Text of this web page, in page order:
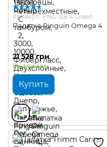
Артикул: PNG 128.4.Green
Палатка Pinguin Omega 4
21 528 грн
В наличии
Купить